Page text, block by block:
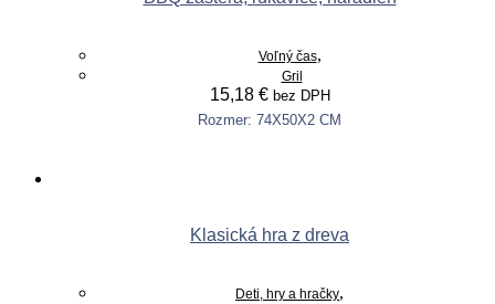
Voľný čas,
Gril
15,18 € bez DPH
Rozmer: 74X50X2 CM
Klasická hra z dreva
Deti, hry a hračky,